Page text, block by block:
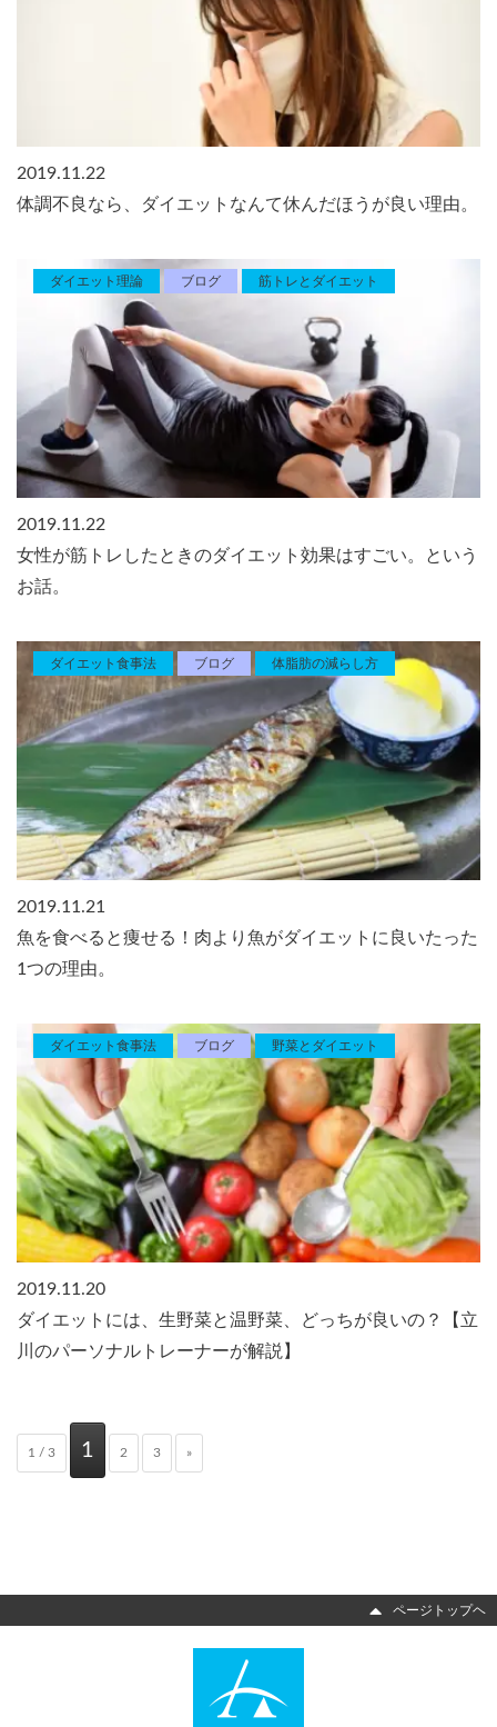
2019.11.22
体調不良なら、ダイエットなんて休んだほうが良い理由。
ダイエット理論 ブログ 筋トレとダイエット
2019.11.22
女性が筋トレしたときのダイエット効果はすごい。という
お話。
ダイエット食事法 ブログ 体脂肪の減らし方
2019.11.21
魚を食べると痩せる！肉より魚がダイエットに良いたった
1つの理由。
ダイエット食事法 ブログ 野菜とダイエット
2019.11.20
ダイエットには、生野菜と温野菜、どっちが良いの？【立
川のパーソナルトレーナーが解説】
1 / 3 1 2 3 »
ページトップヘ